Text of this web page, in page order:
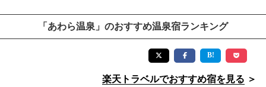
「あわら温泉」のおすすめ温泉宿ランキング
楽天トラベルでおすすめ宿を見る ＞